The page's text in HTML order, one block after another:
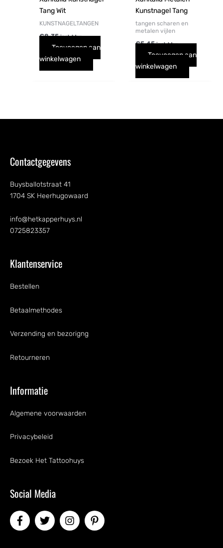
Tang Wit
KUNSTNAGELTANGEN
€8,35 incl. btw
Toevoegen aan
winkelwagen
Kunstnagel Tang
tangen scharen en
metalen vijlen
€5,45 incl. btw
Toevoegen aan
winkelwagen
Contactgegevens
Buysballotstraat 41
1704 SK Heerhugowaard
info@hetkapperhuys.nl
0725823357
Klantenservice
Bestellen
Betaalmethodes
Verzending en bezorigng
Retourneren
Informatie
Algemene voorwaarden
Privacybeleid
Bezoek Het Tattoohuys
Social Media